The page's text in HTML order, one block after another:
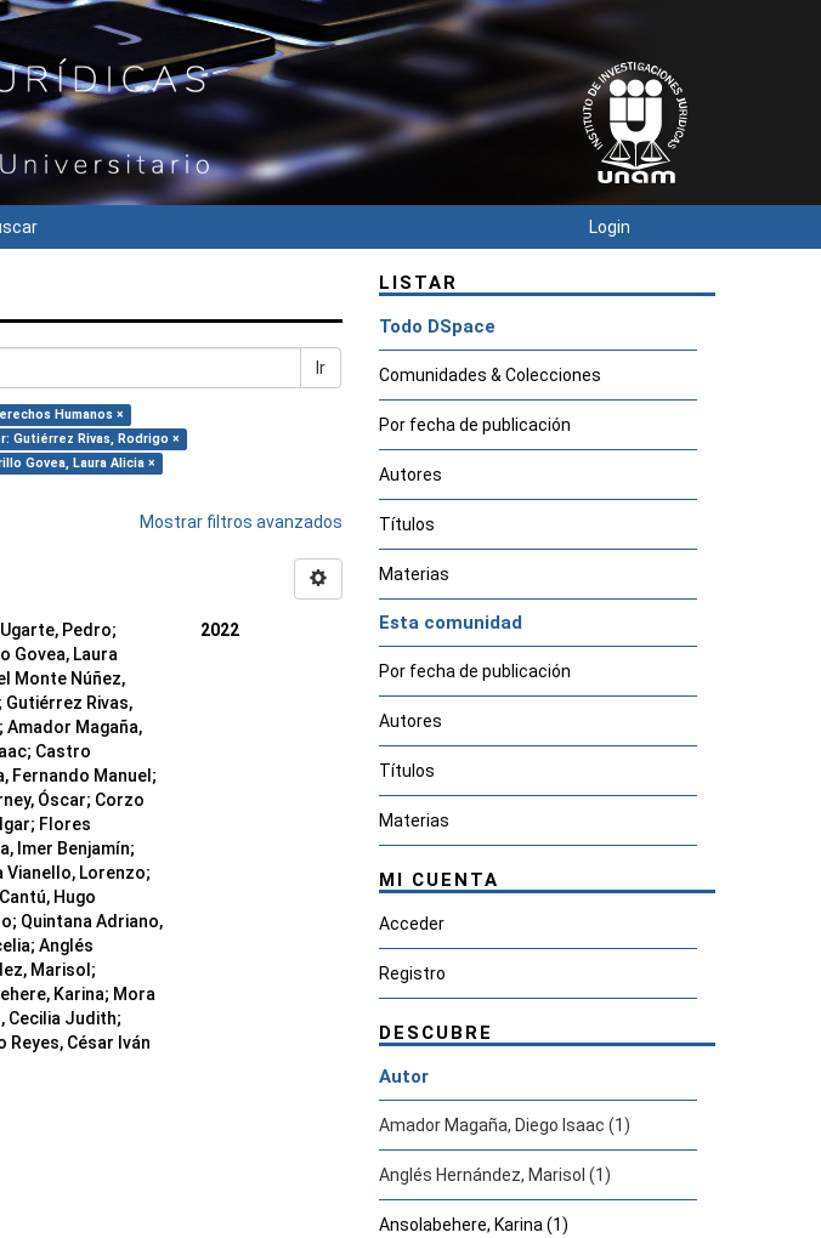
Login
Ir
Humanos ×
Gutiérrez Rivas, Rodrigo ×
Govea, Laura Alicia ×
Mostrar filtros avanzados
Pedro;
Govea, Laura
Monte Núñez,
; Gutiérrez Rivas,
; Amador Magaña,
; Castro
Fernando Manuel ;
Óscar; Corzo
; Flores
Imer Benjamín;
Vianello, Lorenzo;
Hugo
; Quintana Adriano,
; Anglés
Marisol ;
Karina; Mora
Cecilia Judith;
Reyes, César Iván
2022
LISTAR
Todo DSpace
Comunidades & Colecciones
Por fecha de publicación
Autores
Títulos
Materias
Esta comunidad
Por fecha de publicación
Autores
Títulos
Materias
MI CUENTA
Acceder
Registro
DESCUBRE
Autor
Amador Magaña, Diego Isaac (1)
Anglés Hernández, Marisol (1)
Ansolabehere, Karina (1)